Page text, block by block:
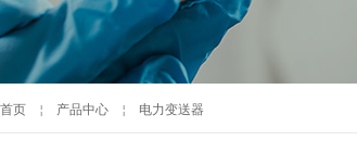
首页 ￤ 产品中心 ￤ 电力变送器